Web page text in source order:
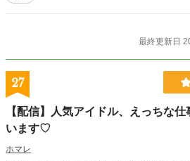
ンドを書いていたんです……
最終更新日
27
【配信】人気アイドル、えっちな
います♡
ホマレ